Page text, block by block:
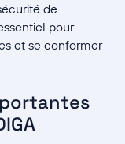
de
pour
et se conformer